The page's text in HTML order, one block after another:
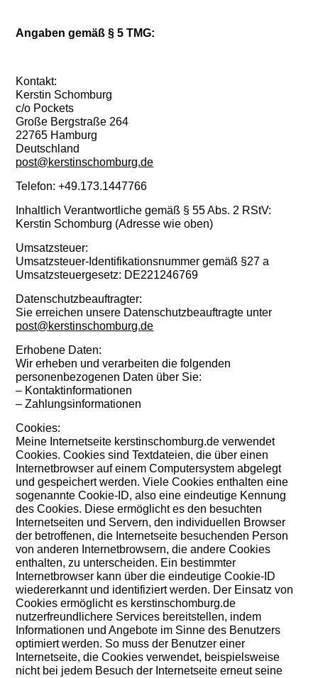
Angaben gemäß § 5 TMG:
Kontakt:
Kerstin Schomburg
c/o Pockets
Große Bergstraße 264
22765 Hamburg
Deutschland
post@kerstinschomburg.de
Telefon: +49.173.1447766
Inhaltlich Verantwortliche gemäß § 55 Abs. 2 RStV:
Kerstin Schomburg (Adresse wie oben)
Umsatzsteuer:
Umsatzsteuer-Identifikationsnummer gemäß §27 a
Umsatzsteuergesetz: DE221246769
Datenschutzbeauftragter:
Sie erreichen unsere Datenschutzbeauftragte unter
post@kerstinschomburg.de
Erhobene Daten:
Wir erheben und verarbeiten die folgenden
personenbezogenen Daten über Sie:
– Kontaktinformationen
– Zahlungsinformationen
Cookies:
Meine Internetseite kerstinschomburg.de verwendet
Cookies. Cookies sind Textdateien, die über einen
Internetbrowser auf einem Computersystem abgelegt
und gespeichert werden. Viele Cookies enthalten eine
sogenannte Cookie-ID, also eine eindeutige Kennung
des Cookies. Diese ermöglicht es den besuchten
Internetseiten und Servern, den individuellen Browser
der betroffenen, die Internetseite besuchenden Person
von anderen Internetbrowsern, die andere Cookies
enthalten, zu unterscheiden. Ein bestimmter
Internetbrowser kann über die eindeutige Cookie-ID
wiedererkannt und identifiziert werden. Der Einsatz von
Cookies ermöglicht es kerstinschomburg.de
nutzerfreundlichere Services bereitstellen, indem
Informationen und Angebote im Sinne des Benutzers
optimiert werden. So muss der Benutzer einer
Internetseite, die Cookies verwendet, beispielsweise
nicht bei jedem Besuch der Internetseite erneut seine